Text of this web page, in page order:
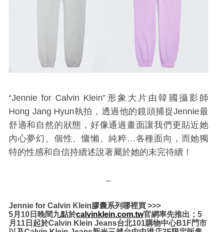
“Jennie for Calvin Klein”形象大片 由韓國攝影師
Hong Jang Hyun執拍，透過他的鏡頭捕捉Jennie最
舒適和自然的狀態，好像通過畫面讓我們更貼近她
內心夢幻、個性、慵懶、純粹…各種面向，而她獨
特的性感和自信持續述說著屬於她的未完待續！
–
Jennie for Calvin Klein膠囊系列哪裡買 >>>
5月 10日晚間九點於calvinklein.com.tw官網率先推出； 5
月 11日起於Calvin Klein Jeans台北101購物中心B1F門市